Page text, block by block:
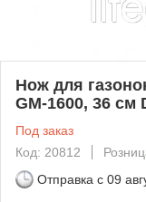
Нож для
GM-1600, 36 см
Под заказ
Код: 20812
Отправка с 09